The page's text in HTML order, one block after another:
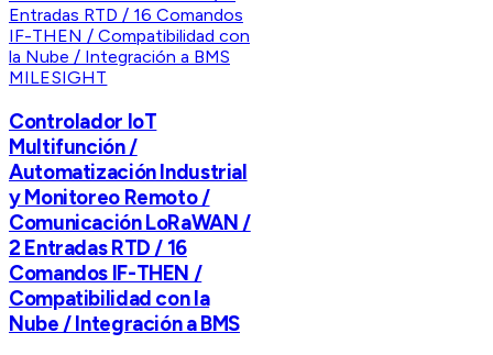
MILESIGHT
Controlador IoT
Multifunción /
Automatización Industrial
y Monitoreo Remoto /
Comunicación LoRaWAN /
2 Entradas RTD / 16
Comandos IF-THEN /
Compatibilidad con la
Nube / Integración a BMS